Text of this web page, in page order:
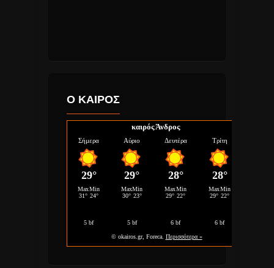
Ο ΚΑΙΡΟΣ
καιρός Άνδρος